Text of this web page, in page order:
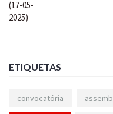
ETIQUETAS
convocatória